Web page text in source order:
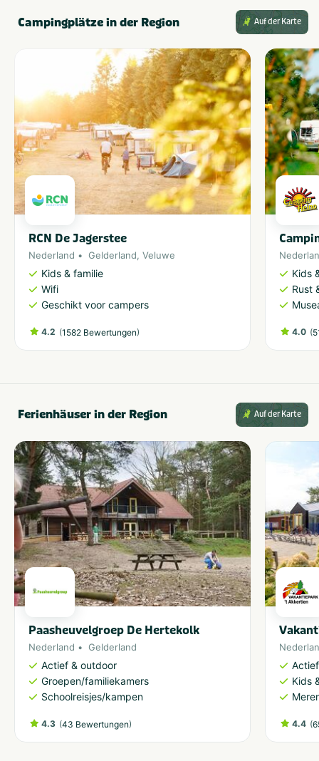
Campingplätze in der Region Auf der Karte
RCN De Jagerstee
Nederland Gelderland, Veluwe
Kids & familie
Wifi
Geschikt voor campers
4.2 (1582 Bewertungen)
Kids
Rust
4.0 (
Ferienhäuser in der Region Auf der Karte
Paasheuvelgroep De Hertekolk
Nederland Gelderland
Actief & outdoor
Groepen/familiekamers
Schoolreisjes/kampen
4.3 (43 Bewertungen)
Kids
4.4 (